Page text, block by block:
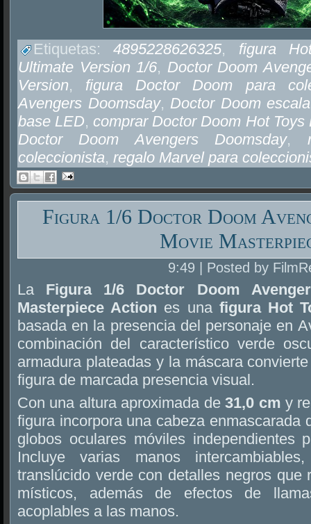
Etiquetas:4895228626325, figura
Ultimate Version 1/6, Doctor Doom
Version, figura Doctor Doom para
Avengers Doomsday, Doctor Doom
base LED, comprar Doctor Doom Hot Toys
Doctor Doom Avengers Doomsday,
coleccionista, regalo Marvel para
Figura 1/6 Doctor Doom
Movie
9:49 | Posted by
La Figura 1/6 Doctor Doom
Masterpiece Action es una figura Hot
basada en la presencia del personaje en
combinación del característico verde
armadura plateadas y la máscara
figura de marcada presencia visual.
Con una altura aproximada de31,0 cm y
figura incorpora una cabeza enmascarada
globos oculares móviles independientes
Incluye varias manos
translúcido verde con detalles negros que
místicos, además de efectos de
acoplables a las manos.